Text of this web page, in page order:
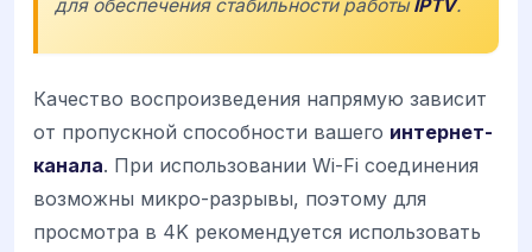
для обеспечения стабильности работыIPTV.
Качество воспроизведения напрямую зависит
от пропускной способности вашего интернет-
канала. При использовании Wi-Fi соединения
возможны микро-разрывы, поэтому для
просмотра в 4K рекомендуется использовать